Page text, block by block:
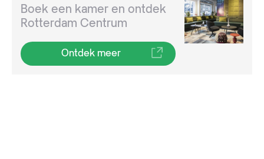
Boek een kamer en ontdek
Rotterdam Centrum
Ontdek meer